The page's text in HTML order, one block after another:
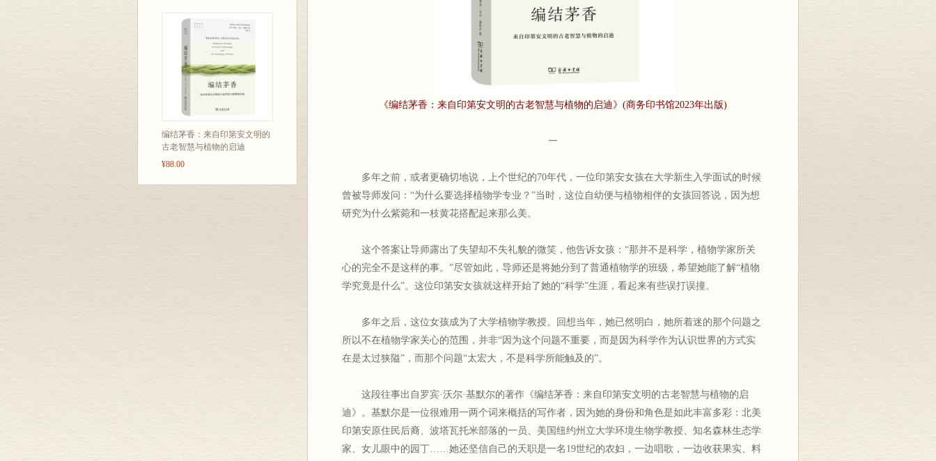
编结茅香：来自印第安文明的
古老智慧与植物的启迪
¥88.00
《编结茅香：来自印第安文明的古老智慧与植物的启迪》(商务印书馆2023年出版)
一
多年之前，或者更确切地说，上个世纪的70年代，一位印第安女孩在大学新生入学面试的时候
曾被导师发问：“为什么要选择植物学专业？”当时，这位自幼便与植物相伴的女孩回答说，因为想
研究为什么紫菀和一枝黄花搭配起来那么美。
这个答案让导师露出了失望却不失礼貌的微笑，他告诉女孩：“那并不是科学，植物学家所关
心的完全不是这样的事。”尽管如此，导师还是将她分到了普通植物学的班级，希望她能了解“植物
学究竟是什么”。这位印第安女孩就这样开始了她的“科学”生涯，看起来有些误打误撞。
多年之后，这位女孩成为了大学植物学教授。回想当年，她已然明白，她所着迷的那个问题之
所以不在植物学家关心的范围，并非“因为这个问题不重要，而是因为科学作为认识世界的方式实
在是太过狭隘”，而那个问题“太宏大，不是科学所能触及的”。
这段往事出自罗宾·沃尔·基默尔的著作《编结茅香：来自印第安文明的古老智慧与植物的启
迪》。基默尔是一位很难用一两个词来概括的写作者，因为她的身份和角色是如此丰富多彩：北美
印第安原住民后裔、波塔瓦托米部落的一员、美国纽约州立大学环境生物学教授、知名森林生态学
家、女儿眼中的园丁……她还坚信自己的天职是一名19世纪的农妇，一边唱歌，一边收获果实、料